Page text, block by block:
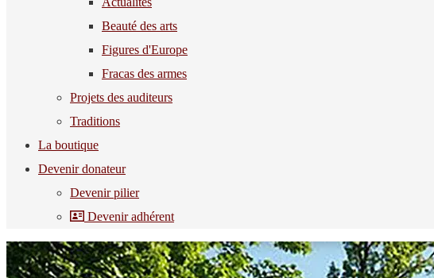
Beauté des arts
Figures d'Europe
Fracas des armes
Projets des auditeurs
Traditions
La boutique
Devenir donateur
Devenir pilier
Devenir adhérent